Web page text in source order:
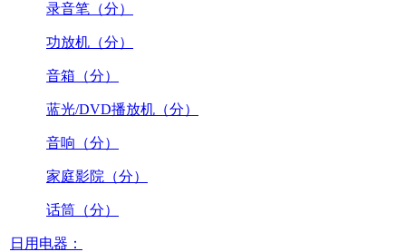
录音笔（分）
功放机（分）
音箱（分）
蓝光/DVD播放机（分）
音响（分）
家庭影院（分）
话筒（分）
日用电器：